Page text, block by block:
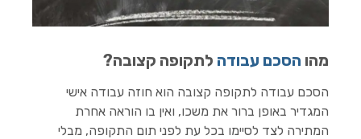
הוסף קו תחתון לקישורים
לאפס
כל
האפשרויות
cached
השארת משוב
הצהרת נגישות
מהו הסכם עבודה לתקופה קצובה?
הסכם עבודה לתקופה קצובה הוא חוזה עבודה אישי
המגדיר באופן ברור את משכו, ואין בו הוראה אחרת
המתירה לצד לסיימו בכל עת לפני תום התקופה, מבלי